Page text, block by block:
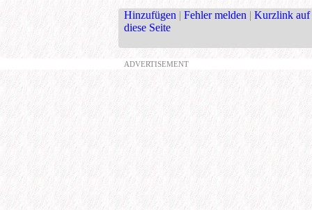
Hinzufügen | Fehler melden | Kurzlink auf
diese Seite
ADVERTISEMENT